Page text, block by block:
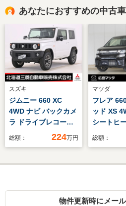
あなたにおすすめの中古車
スズキ
ジムニー 660 XC
4WD ナビ バックカメ
ラ ドライブレコーダ
ー ETC クルーズコン
レーンキープアシスト
総額： 224万円
マツダ
フレア
ッド XS
シートヒ
ドアップ
TV DVD
突被害軽
総額：
物件更新時にメー